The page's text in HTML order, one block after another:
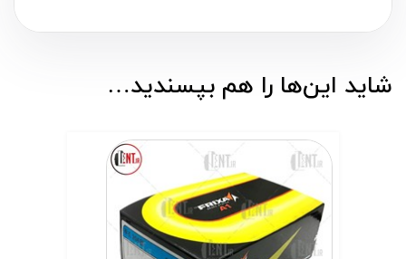
شاید این‌ها را هم بپسندید…